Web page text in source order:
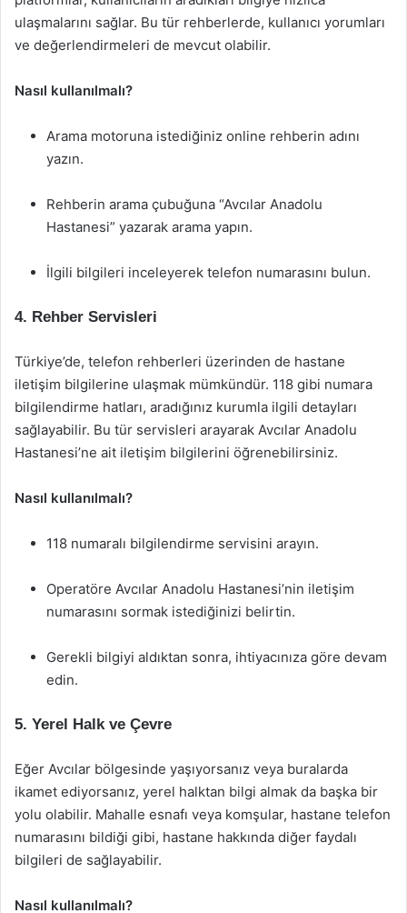
ulaşmalarını sağlar. Bu tür rehberlerde, kullanıcı yorumları
ve değerlendirmeleri de mevcut olabilir.
Nasıl kullanılmalı?
Arama motoruna istediğiniz online rehberin adını
yazın.
Rehberin arama çubuğuna “Avcılar Anadolu
Hastanesi” yazarak arama yapın.
İlgili bilgileri inceleyerek telefon numarasını bulun.
4. Rehber Servisleri
Türkiye’de, telefon rehberleri üzerinden de hastane
iletişim bilgilerine ulaşmak mümkündür. 118 gibi numara
bilgilendirme hatları, aradığınız kurumla ilgili detayları
sağlayabilir. Bu tür servisleri arayarak Avcılar Anadolu
Hastanesi’ne ait iletişim bilgilerini öğrenebilirsiniz.
Nasıl kullanılmalı?
118 numaralı bilgilendirme servisini arayın.
Operatöre Avcılar Anadolu Hastanesi’nin iletişim
numarasını sormak istediğinizi belirtin.
Gerekli bilgiyi aldıktan sonra, ihtiyacınıza göre devam
edin.
5. Yerel Halk ve Çevre
Eğer Avcılar bölgesinde yaşıyorsanız veya buralarda
ikamet ediyorsanız, yerel halktan bilgi almak da başka bir
yolu olabilir. Mahalle esnafı veya komşular, hastane telefon
numarasını bildiği gibi, hastane hakkında diğer faydalı
bilgileri de sağlayabilir.
Nasıl kullanılmalı?